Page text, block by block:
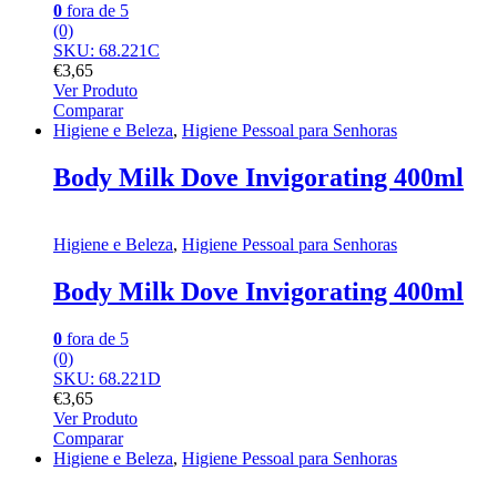
0 fora de 5
(0)
SKU: 68.221C
€3,65
Ver Produto
Comparar
Higiene e Beleza, Higiene Pessoal para Senhoras
Body Milk Dove Invigorating 400ml
Higiene e Beleza, Higiene Pessoal para Senhoras
Body Milk Dove Invigorating 400ml
0 fora de 5
(0)
SKU: 68.221D
€3,65
Ver Produto
Comparar
Higiene e Beleza, Higiene Pessoal para Senhoras